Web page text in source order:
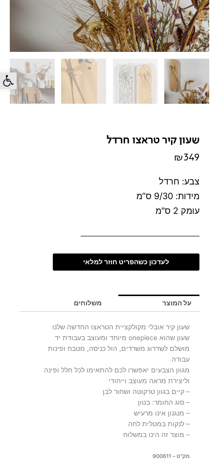
פתח
שעון קיר טראצו חרדל
₪349
צבע: חרדל
מידות: 9/30 ס”מ
עומק 2 ס"מ
לעדכון כשהפריט חוזר למלאי
על המוצר משלוחים
שעון קיר אובלי מקולקציית הטראצו החדשה שלנו
שעון שהוא onepiece מיוחד ומעוצב בעבודת יד
מושלם לשדרוג משרדים, הול כניסה, מטבח ופינות
עבודה
מגוון הצבעים יאפשרו לכם להתאימו לכל חלל ופינה
וליצירת מראה מעוצב וייחודי
– קיים בגוון טרקוטה ושחור לבן
– סוג החומר: בטון
– מנגנון אינו מרעיש
– לנקות במטלית לחה
– מוצר זה הינו במשלוח
מק"ט – 900611